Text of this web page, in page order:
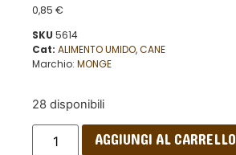
0,85 €
SKU 5614
Cat: ALIMENTO UMIDO,CANE
Marchio: MONGE
28 disponibili
AGGIUNGI AL CARRELLO